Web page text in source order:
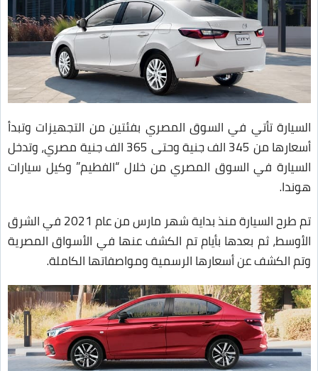
السيارة تأتي في السوق المصري بفئتين من التجهيزات وتبدأ
أسعارها من 345 الف جنية وحتى 365 الف جنية مصري، وتدخل
السيارة في السوق المصري من خلال “الفطيم” وكيل سيارات
هوندا.
تم طرح السيارة منذ بداية شهر مارس من عام 2021 في الشرق
الأوسط، ثم بعدها بأيام تم الكشف عنها في الأسواق المصرية
وتم الكشف عن أسعارها الرسمية ومواصفاتها الكاملة.